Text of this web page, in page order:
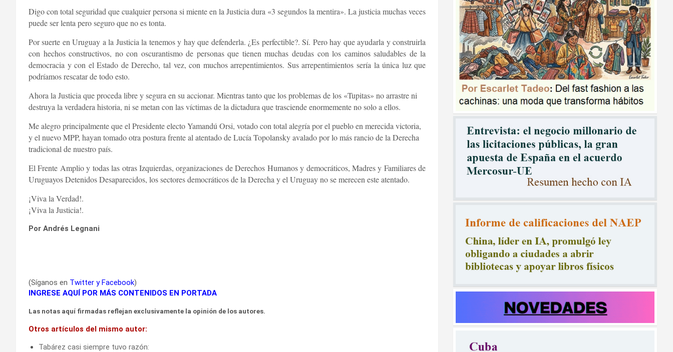
Digo con total seguridad que cualquier persona si miente en la Justicia dura «3 segundos la mentira». La justicia muchas veces
puede ser lenta pero seguro que no es tonta.
Por suerte en Uruguay a la Justicia la tenemos y hay que defenderla. ¿Es perfectible?. Sí. Pero hay que ayudarla y construirla
con hechos constructivos, no con oscurantismo de personas que tienen muchas deudas con los caminos saludables de la
democracia y con el Estado de Derecho, tal vez, con muchos arrepentimientos. Sus arrepentimientos sería la única luz que
podríamos rescatar de todo esto.
Ahora la Justicia que proceda libre y segura en su accionar. Mientras tanto que los problemas de los «Tupitas» no arrastre ni
destruya la verdadera historia, ni se metan con las víctimas de la dictadura que trasciende enormemente no solo a ellos.
Me alegro principalmente que el Presidente electo Yamandú Orsi, votado con total alegría por el pueblo en merecida victoria,
y el nuevo MPP, hayan tomado otra postura frente al atentado de Lucía Topolansky avalado por lo más rancio de la Derecha
tradicional de nuestro país.
El Frente Amplio y todas las otras Izquierdas, organizaciones de Derechos Humanos y democráticos, Madres y Familiares de
Uruguayos Detenidos Desaparecidos, los sectores democráticos de la Derecha y el Uruguay no se merecen este atentado.
¡Viva la Verdad!.
¡Viva la Justicia!.
Por Andrés Legnani
(Síganos en Twitter yFacebook)
INGRESE AQUÍ POR MÁS CONTENIDOS EN PORTADA
Las notas aquí firmadas reflejan exclusivamente la opinión de los autores.
Otros artículos del mismo autor:
Tabárez casi siempre tuvo razón: